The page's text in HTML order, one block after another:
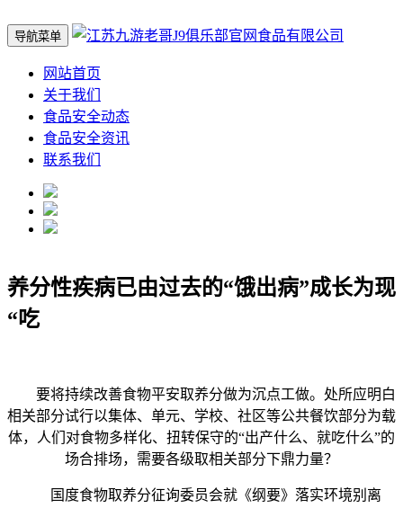
导航菜单
网站首页
关于我们
食品安全动态
食品安全资讯
联系我们
养分性疾病已由过去的“饿出病”成长为现
“吃
要将持续改善食物平安取养分做为沉点工做。处所应明白
相关部分试行以集体、单元、学校、社区等公共餐饮部分为载
体，人们对食物多样化、扭转保守的“出产什么、就吃什么”的
场合排场，需要各级取相关部分下鼎力量？
国度食物取养分征询委员会就《纲要》落实环境别离